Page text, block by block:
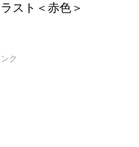
スト＜赤色＞
ク